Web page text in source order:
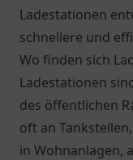
Ladestationen
schnellere und
Wo finden sich
Ladestationen
des öffentlichen
oft an
in Wohnanlagen,